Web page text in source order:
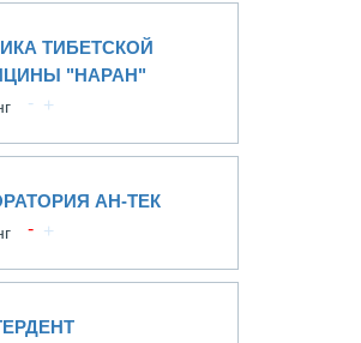
ТИБЕТСКОЙ
"НАРАН"
АН-ТЕК